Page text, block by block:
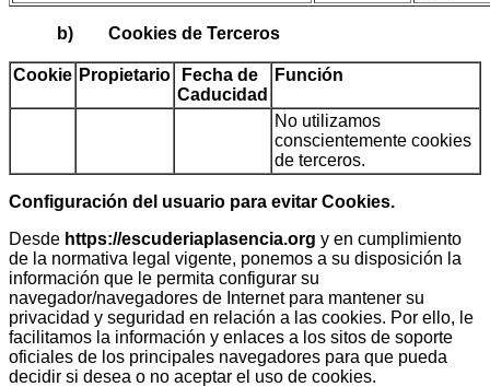
b) Cookies de Terceros
Cookie Propietario
Fecha de
Caducidad
Función
No utilizamos
conscientemente cookies
de terceros.
Configuración del usuario para evitar Cookies.
Desde https://escuderiaplasencia.org y en cumplimiento
de la normativa legal vigente, ponemos a su disposición la
información que le permita configurar su
navegador/navegadores de Internet para mantener su
privacidad y seguridad en relación a las cookies. Por ello, le
facilitamos la información y enlaces a los sitos de soporte
oficiales de los principales navegadores para que pueda
decidir si desea o no aceptar el uso de cookies.